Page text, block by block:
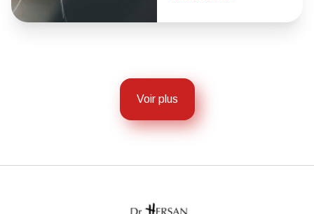
Voir plus